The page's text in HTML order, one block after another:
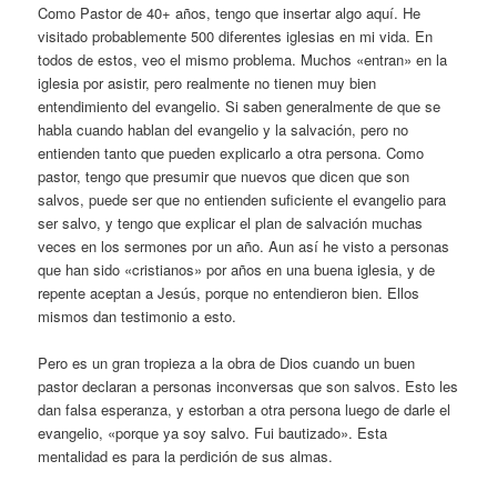
Como Pastor de 40+ años, tengo que insertar algo aquí. He
visitado probablemente 500 diferentes iglesias en mi vida. En
todos de estos, veo el mismo problema. Muchos «entran» en la
iglesia por asistir, pero realmente no tienen muy bien
entendimiento del evangelio. Si saben generalmente de que se
habla cuando hablan del evangelio y la salvación, pero no
entienden tanto que pueden explicarlo a otra persona. Como
pastor, tengo que presumir que nuevos que dicen que son
salvos, puede ser que no entienden suficiente el evangelio para
ser salvo, y tengo que explicar el plan de salvación muchas
veces en los sermones por un año. Aun así he visto a personas
que han sido «cristianos» por años en una buena iglesia, y de
repente aceptan a Jesús, porque no entendieron bien. Ellos
mismos dan testimonio a esto.
Pero es un gran tropieza a la obra de Dios cuando un buen
pastor declaran a personas inconversas que son salvos. Esto les
dan falsa esperanza, y estorban a otra persona luego de darle el
evangelio, «porque ya soy salvo. Fui bautizado». Esta
mentalidad es para la perdición de sus almas.